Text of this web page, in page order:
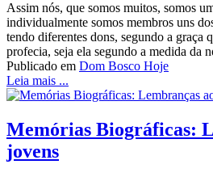
Assim nós, que somos muitos, somos
individualmente somos membros uns
tendo diferentes dons, segundo a graça
profecia, seja ela segundo a medida da
Publicado em Dom Bosco Hoje
Leia mais ...
Memórias Biográficas:
jovens